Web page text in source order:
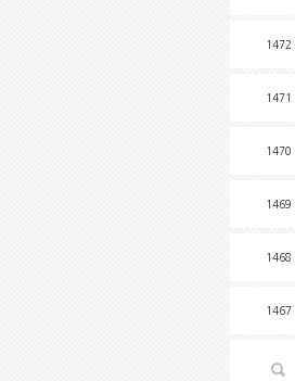
1472
1471
1470
1469
1468
1467